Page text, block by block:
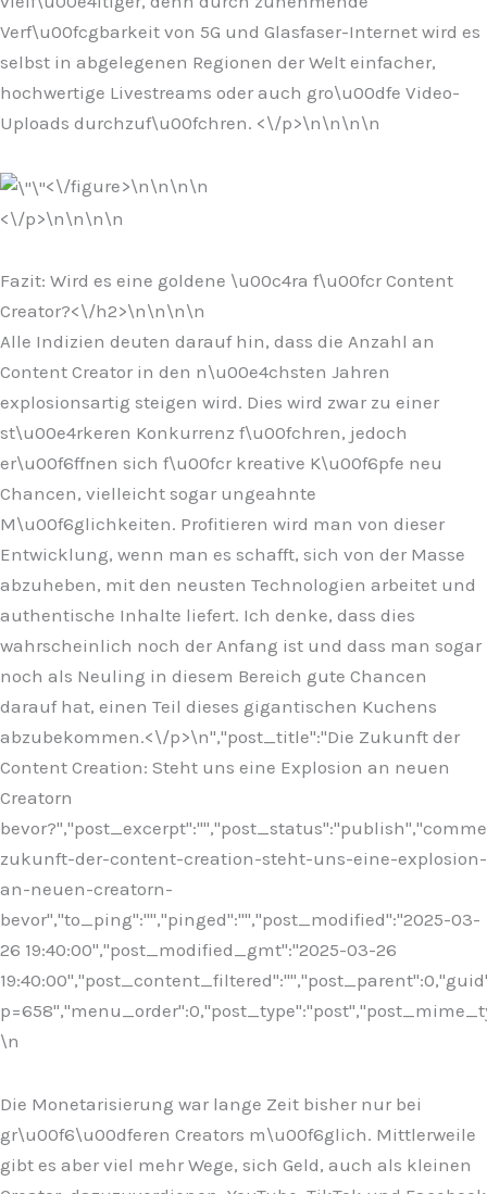
Verf\u00fcgbarkeit von 5G und Glasfaser-Internet wird es
selbst in abgelegenen Regionen der Welt einfacher,
hochwertige Livestreams oder auch gro\u00dfe Video-
Uploads durchzuf\u00fchren. <\/p>\n\n\n\n
<\/figure>\n\n\n\n
<\/p>\n\n\n\n
Fazit: Wird es eine goldene \u00c4ra f\u00fcr Content
Creator?<\/h2>\n\n\n\n
Alle Indizien deuten darauf hin, dass die Anzahl an
Content Creator in den n\u00e4chsten Jahren
explosionsartig steigen wird. Dies wird zwar zu einer
st\u00e4rkeren Konkurrenz f\u00fchren, jedoch
er\u00f6ffnen sich f\u00fcr kreative K\u00f6pfe neu
Chancen, vielleicht sogar ungeahnte
M\u00f6glichkeiten. Profitieren wird man von dieser
Entwicklung, wenn man es schafft, sich von der Masse
abzuheben, mit den neusten Technologien arbeitet und
authentische Inhalte liefert. Ich denke, dass dies
wahrscheinlich noch der Anfang ist und dass man sogar
noch als Neuling in diesem Bereich gute Chancen
darauf hat, einen Teil dieses gigantischen Kuchens
abzubekommen.<\/p>\n","post_title":"Die Zukunft der
Content Creation: Steht uns eine Explosion an neuen
Creatorn
zukunft-der-content-creation-steht-uns-eine-explosion-
an-neuen-creatorn-
bevor","to_ping":"","pinged":"","post_modified":"2025-03-
26 19:40:00","post_modified_gmt":"2025-03-26
\n
Die Monetarisierung war lange Zeit bisher nur bei
gr\u00f6\u00dferen Creators m\u00f6glich. Mittlerweile
gibt es aber viel mehr Wege, sich Geld, auch als kleinen